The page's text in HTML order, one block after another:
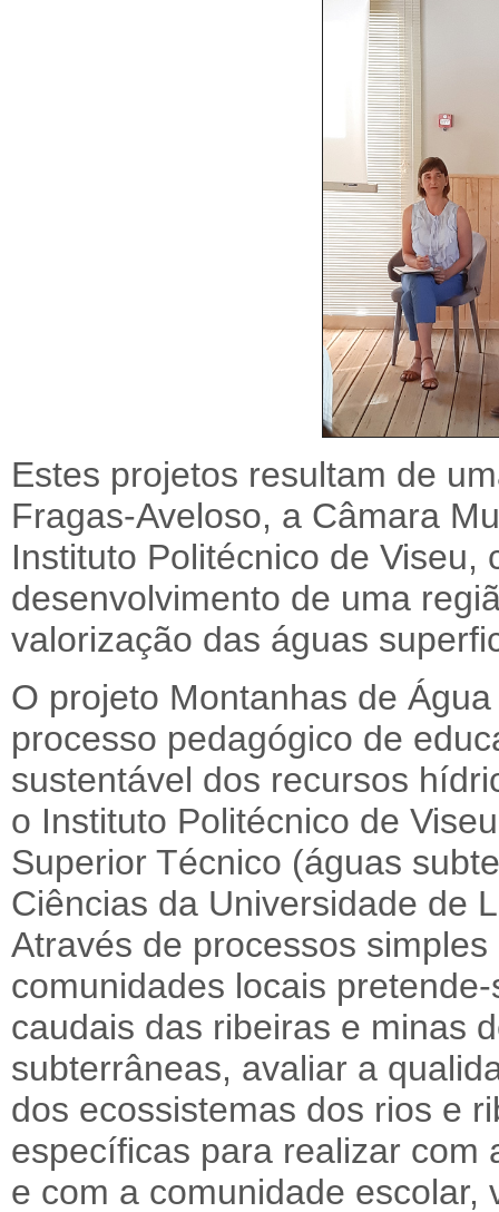
Estes projetos resultam de
Fragas-Aveloso, a Câmara
Instituto Politécnico de Viseu,
desenvolvimento de uma
valorização das águas
O projeto Montanhas de
processo pedagógico de
sustentável dos recursos
o Instituto Politécnico de
Superior Técnico (águas
Ciências da Universidade de
Através de processos
comunidades locais
caudais das ribeiras e minas
subterrâneas, avaliar a
dos ecossistemas dos rios e
específicas para realizar com
e com a comunidade escolar,